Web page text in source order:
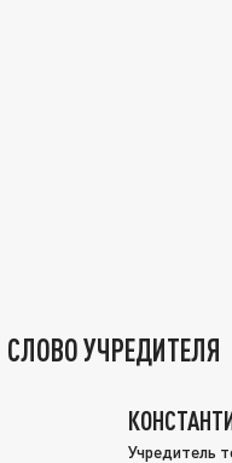
СЛОВО УЧРЕДИТЕЛЯ
Учредитель